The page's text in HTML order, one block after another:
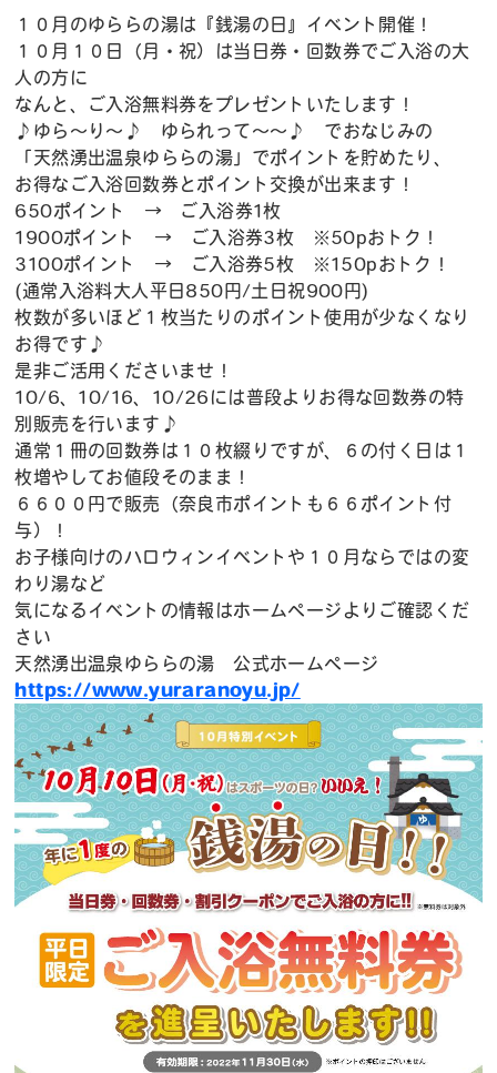
１０月のゆららの湯は『銭湯の日』イベント開催！
１０月１０日（月・祝）は当日券・回数券でご入浴の大
人の方に
なんと、ご入浴無料券をプレゼントいたします！
♪ゆら～り～♪ ゆられって～～♪ でおなじみの
「天然湧出温泉ゆららの湯」でポイントを貯めたり、
お得なご入浴回数券とポイント交換が出来ます！
650ポイント → ご入浴券1枚
1900ポイント → ご入浴券3枚 ※50pおトク！
3100ポイント → ご入浴券5枚 ※150pおトク！
(通常入浴料大人平日850円/土日祝900円)
枚数が多いほど１枚当たりのポイント使用が少なくなり
お得です♪
是非ご活用くださいませ！
10/6、10/16、10/26には普段よりお得な回数券の特
別販売を行います♪
通常１冊の回数券は１０枚綴りですが、６の付く日は１
枚増やしてお値段そのまま！
６６００円で販売（奈良市ポイントも６６ポイント付
与）！
お子様向けのハロウィンイベントや１０月ならではの変
わり湯など
気になるイベントの情報はホームページよりご確認くだ
さい
天然湧出温泉ゆららの湯 公式ホームページ
https://www.yuraranoyu.jp/